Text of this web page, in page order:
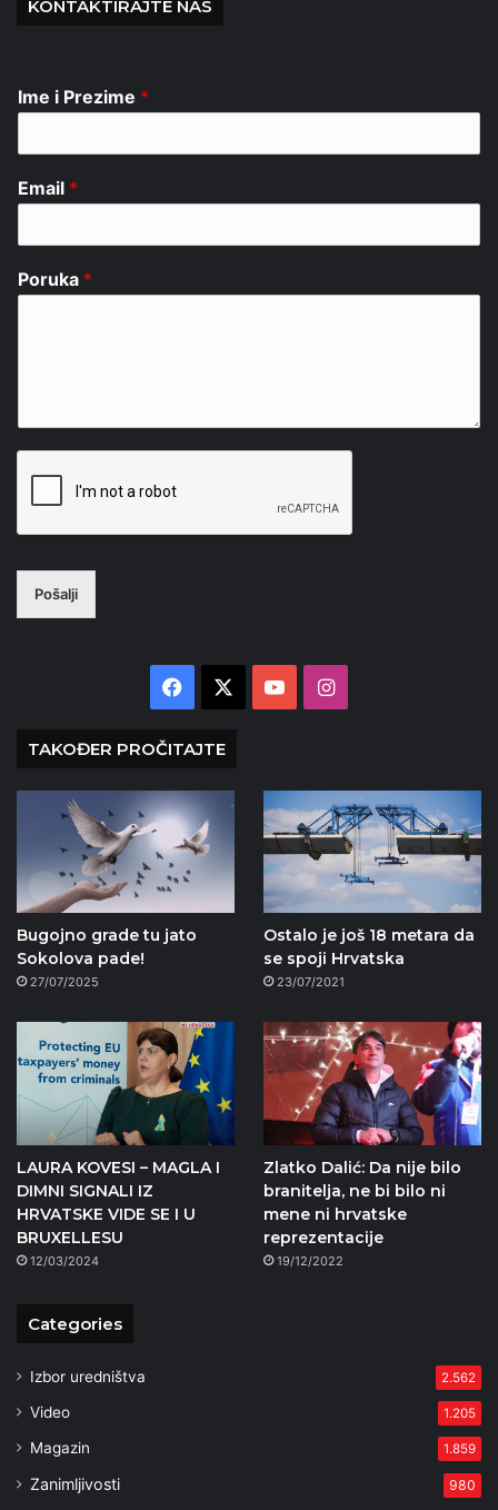
KONTAKTIRAJTE NAS
Ime i Prezime *
Email *
Poruka *
Pošalji
Facebook YouTubeInstagram
TAKOĐER PROČITAJTE
Bugojno grade tu jato
Sokolova pade!
27/07/2025
Ostalo je još 18 metara da
se spoji Hrvatska
23/07/2021
LAURA KOVESI – MAGLA I
DIMNI SIGNALI IZ
HRVATSKE VIDE SE I U
BRUXELLESU
12/03/2024
Zlatko Dalić: Da nije bilo
branitelja, ne bi bilo ni
mene ni hrvatske
reprezentacije
19/12/2022
Categories
Izbor uredništva 2.562
Video 1.205
Magazin 1.859
Zanimljivosti 980